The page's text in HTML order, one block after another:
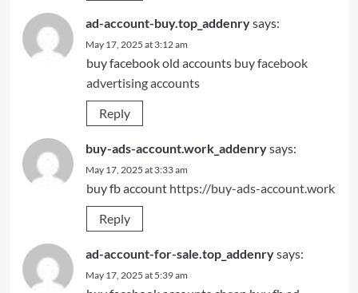
ad-account-buy.top_addenrysays:
May 17, 2025 at 3:12 am
buy facebook old accounts buy facebook
advertising accounts
Reply
buy-ads-account.work_addenrysays:
May 17, 2025 at 3:33 am
buy fb account https://buy-ads-account.work
Reply
ad-account-for-sale.top_addenrysays:
May 17, 2025 at 5:39 am